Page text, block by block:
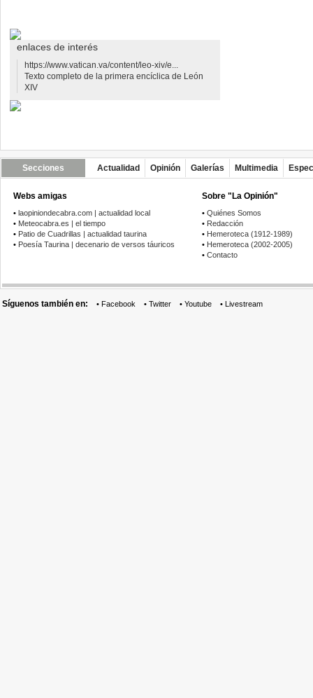
enlaces de interés
https://www.vatican.va/content/leo-xiv/e...
Texto completo de la primera encíclica de León
XIV
Secciones Actualidad Opinión Galerías Multimedia
Webs amigas
• laopiniondecabra.com | actualidad local
• Meteocabra.es | el tiempo
• Patio de Cuadrillas | actualidad taurina
• Poesía Taurina | decenario de versos táuricos
Sobre "La Opinión"
• Quiénes Somos
• Redacción
• Hemeroteca (1912-1989)
• Hemeroteca (2002-2005)
• Contacto
Síguenos también en: • Facebook • Twitter • Youtube • Livestream